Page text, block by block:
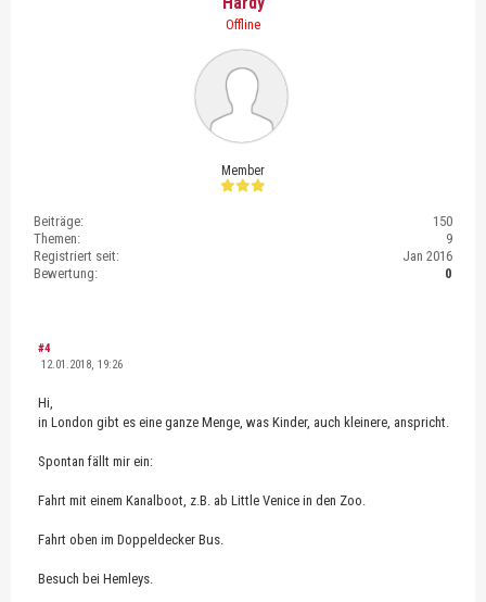
Offline
Member
Beiträge:
150
Themen:
9
Registriert seit:
Jan 2016
Bewertung:
0
#4
12.01.2018, 19:26
Hi,
in London gibt es eine ganze Menge, was Kinder, auch kleinere, anspricht.
Spontan fällt mir ein:
Fahrt mit einem Kanalboot, z.B. ab Little Venice in den Zoo.
Fahrt oben im Doppeldecker Bus.
Besuch bei Hemleys.